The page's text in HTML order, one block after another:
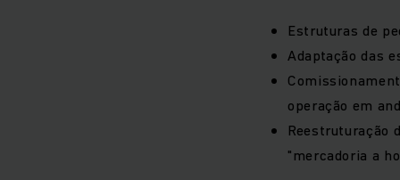
Estruturas de
Adaptação das
operação em
Reestruturação
"mercadoria a